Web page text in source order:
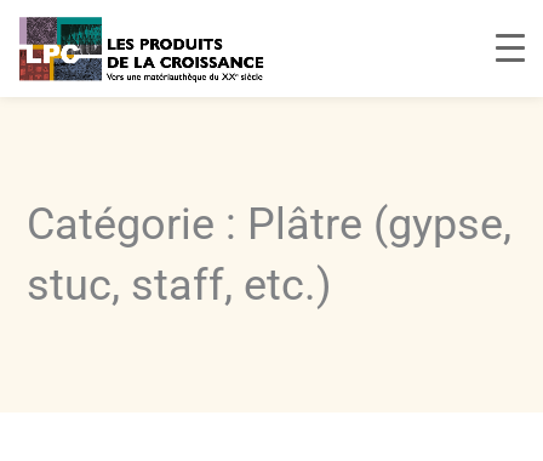
Aller
contenu
Catégorie : Plâtre (gypse,
stuc, staff, etc.)